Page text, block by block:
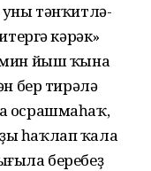
уны тәнҡитлә­
кәрәк»
мин йыш ҡына
бер тирәлә
осрашмаһаҡ,
һаҡлап ҡала
беребеҙ